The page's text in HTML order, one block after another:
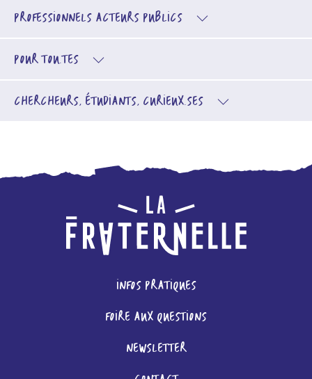
PROFESSIONNELS ACTEURS PUBLICS
POUR TOU.TES
CHERCHEURS, ÉTUDIANTS, CURIEUX.SES
INFOS PRATIQUES
FOIRE AUX QUESTIONS
NEWSLETTER